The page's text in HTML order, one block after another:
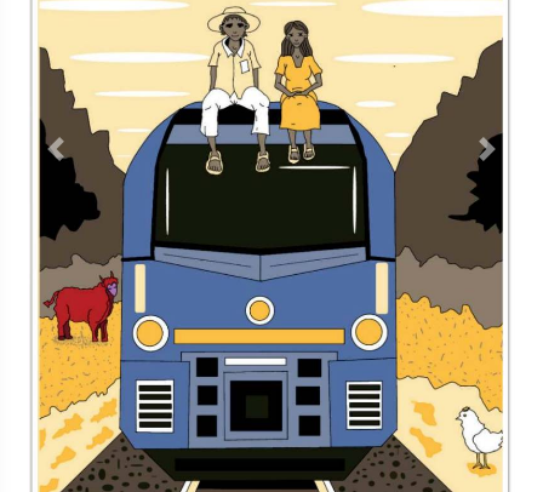
Contacto Directorio Aviso de privacidad
Copyright ©2026 Todos los derechos reservados | La Jornada
Maya